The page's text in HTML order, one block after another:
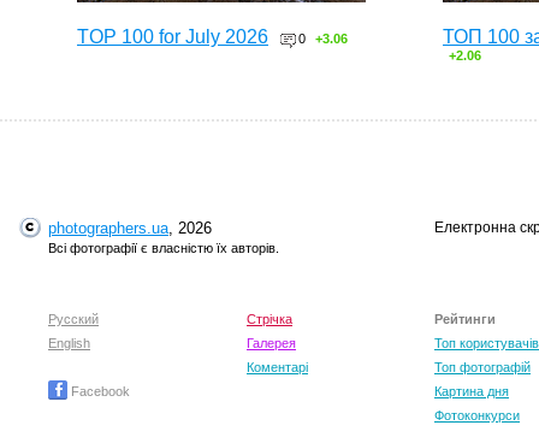
TOP 100 for July 2026 0 +3.06 ТОП 100
+2.06
photographers.ua, 2026
Всі фотографії є власністю їх авторів.
Електронна
Русский
English
Facebook
Стрічка
Галерея
Коментарі
Рейтинги
Топ користувачів
Топ фотографій
Картина дня
Фотоконкурси